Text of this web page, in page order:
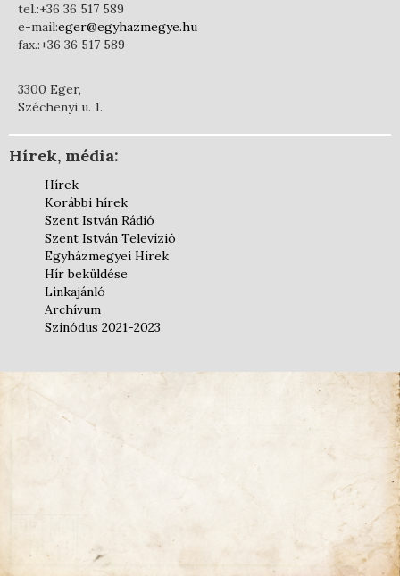
tel.:+36 36 517 589
e-mail:eger@egyhazmegye.hu
fax.:+36 36 517 589
3300 Eger,
Széchenyi u. 1.
Hírek, média:
Hírek
Korábbi hírek
Szent István Rádió
Szent István Televízió
Egyházmegyei Hírek
Hír beküldése
Linkajánló
Archívum
Szinódus 2021-2023